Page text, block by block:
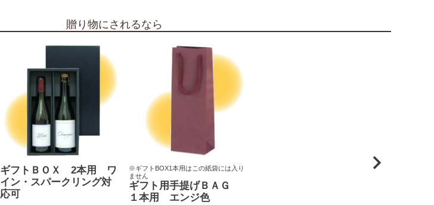
贈り物にされるなら
ギフトＢＯＸ 2本用 ワ
イン・スパークリング対
応可
※ギフトBOX1本用はこの紙袋には入り
ません
ギフト用手提げＢＡＧ
１本用 エンジ色